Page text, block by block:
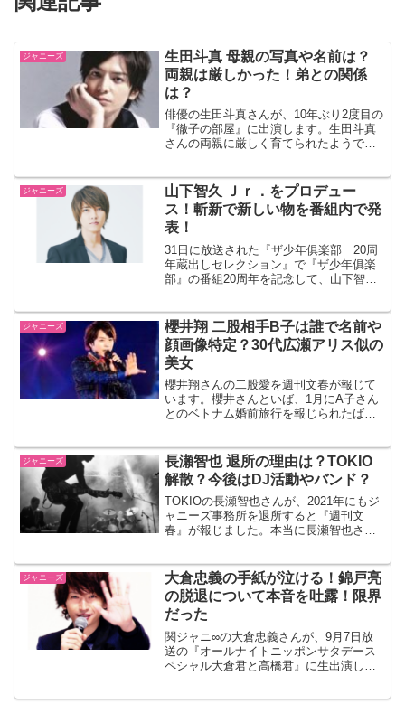
ジャニーズ
生田斗真 母親の写真や名前は？
両親は厳しかった！弟との関係
は？
俳優の生田斗真さんが、10年ぶり2度目の
『徹子の部屋』に出演します。生田斗真
さんの両親に厳しく育てられたようです
しょうか。写真や名前、厳しい両親の教
育方針とは？また弟と...
ジャニーズ
山下智久 Ｊｒ．をプロデュー
ス！斬新で新しい物を番組内で発
表！
31日に放送された『ザ少年俱楽部 20周
年蔵出しセレクション』で『ザ少年俱楽
部』の番組20周年を記念して、山下智久
ファンは歓喜の声をあげています。どん
な楽曲になるのか今...
ジャニーズ
櫻井翔 二股相手B子は誰で名前や
顔画像特定？30代広瀬アリス似の
美女
櫻井翔さんの二股愛を週刊文春が報じて
います。櫻井さんといば、1月にA子さん
とのベトナム婚前旅行を報じられたばか
ます。櫻井翔二股愛報道櫻井翔さんの二
股愛が、週刊文春によ...
ジャニーズ
長瀬智也 退所の理由は？TOKIO
解散？今後はDJ活動やバンド？
TOKIOの長瀬智也さんが、2021年にもジ
ャニーズ事務所を退所すると『週刊文
春』が報じました。本当に長瀬智也さん
のか、今後の活動など気になったので調
べてみました。...
ジャニーズ
大倉忠義の手紙が泣ける！錦戸亮
の脱退について本音を吐露！限界
だった
関ジャニ∞の大倉忠義さんが、9月7日放
送の『オールナイトニッポンサタデース
ペシャル大倉君と高橋君』に生出演しま